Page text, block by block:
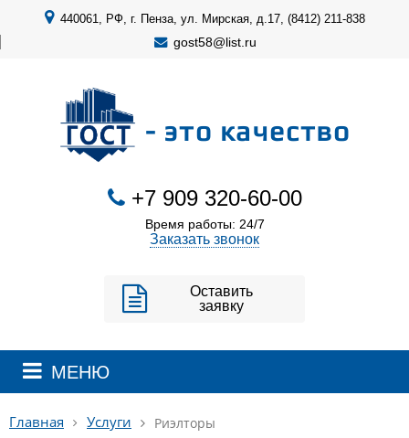
440061, РФ, г. Пенза, ул. Мирская, д.17, (8412) 211-838
gost58@list.ru
- это качество
+7 909 320-60-00
Время работы: 24/7
Заказать звонок
Оставить
заявку
МЕНЮ
Главная Услуги Риэлторы